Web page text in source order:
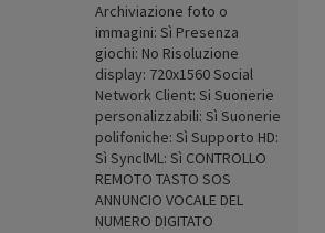
Archiviazione foto o
immagini: Sì Presenza
giochi: No Risoluzione
display: 720x1560 Social
Network Client: Si Suonerie
personalizzabili: Sì Suonerie
polifoniche: Sì Supporto HD:
Sì SynclML: Sì CONTROLLO
REMOTO TASTO SOS
ANNUNCIO VOCALE DEL
NUMERO DIGITATO